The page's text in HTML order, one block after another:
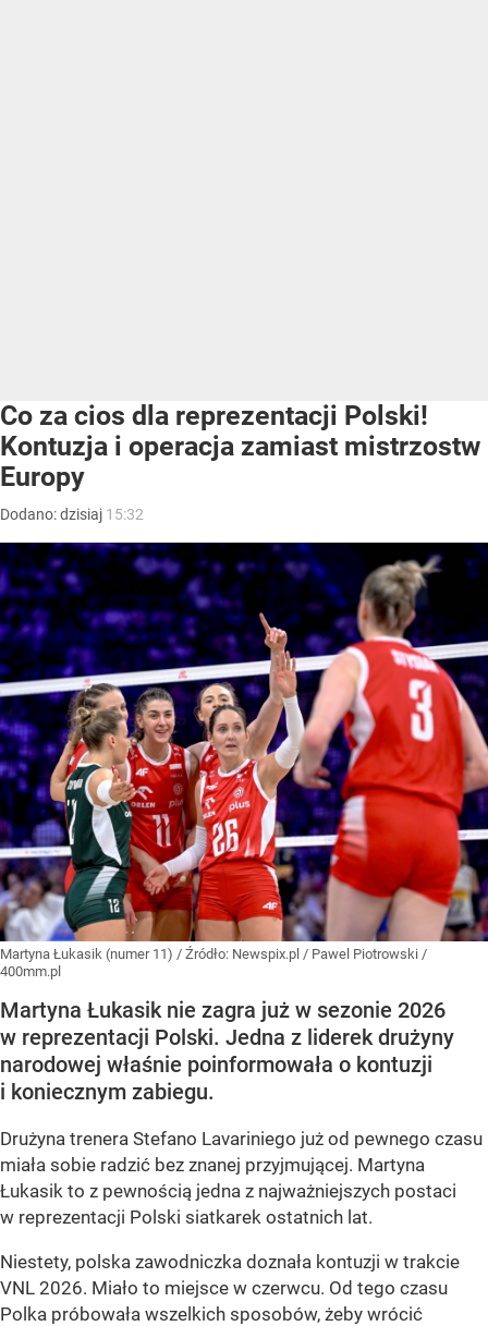
Co za cios dla reprezentacji Polski!
Kontuzja i operacja zamiast mistrzostw
Europy
Dodano:dzisiaj 15:32
Martyna Łukasik (numer 11) / Źródło: Newspix.pl / Pawel Piotrowski /
400mm.pl
Martyna Łukasik nie zagra już w sezonie 2026
w reprezentacji Polski. Jedna z liderek drużyny
narodowej właśnie poinformowała o kontuzji
i koniecznym zabiegu.
Drużyna trenera Stefano Lavariniego już od pewnego czasu
miała sobie radzić bez znanej przyjmującej. Martyna
Łukasik to z pewnością jedna z najważniejszych postaci
w reprezentacji Polski siatkarek ostatnich lat.
Niestety, polska zawodniczka doznała kontuzji w trakcie
VNL 2026. Miało to miejsce w czerwcu. Od tego czasu
Polka próbowała wszelkich sposobów, żeby wrócić